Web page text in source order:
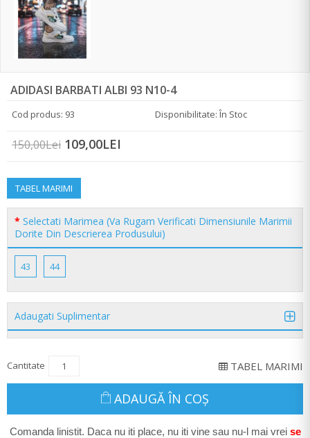
ADIDASI BARBATI ALBI 93 N10-4
Cod produs: 93 Disponibilitate: În Stoc
150,00Lei 109,00LEI
TABEL MARIMI
Selectati Marimea (Va Rugam Verificati Dimensiunile Marimii
Dorite Din Descrierea Produsului)
43 44
Adaugati Suplimentar
Cantitate TABEL MARIMI
ADAUGĂ ÎN COŞ
Comanda linistit. Daca nu iti place, nu iti vine sau nu-l mai vrei se